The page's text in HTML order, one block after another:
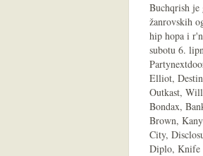
Buchqrish je
žanrovskih
hip hopa i
subotu 6.
Elliot,
Outkast,
Bondax,
Brown,
City,
Diplo, Knife